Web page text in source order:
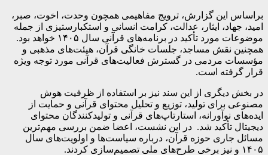
براساس این گزارش، ترویج مفاهیمی همچون وحدت، اخوت، صبر،
امید، جهاد، ایثار، عدالت، کرامت انسانی و استکبارستیزی از جمله
موضوعات مورد تأکید در برنامه‌های قرآنی سال ۱۴۰۵ خواهد بود.
همچنین نقش مساجد، جلسات خانگی قرآن، هیئت‌های مذهبی و
مؤسسات مردمی در گسترش فعالیت‌های قرآنی مورد توجه ویژه
قرار گرفته است.
در بخش دیگری از این سند نیز بر استفاده از ظرفیت هوش
مصنوعی برای تولید، توزیع و تحلیل محتوای قرآنی و حمایت از
ایده‌های نوآورانه، استارتاپ‌های قرآنی و تولیدکنندگان محتوای
دیجیتال تأکید شد. در این نشست، اعضا ضمن بررسی مهم‌ترین
مسائل جاری حوزه قرآن، درباره سیاست‌ها و اولویت‌های سال
۱۴۰۵ و نیز برخی طرح‌های ملی تصمیم‌سازی کردند.